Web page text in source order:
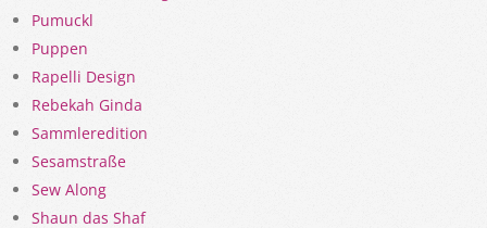
Pumuckl
Puppen
Rapelli Design
Rebekah Ginda
Sammleredition
Sesamstraße
Sew Along
Shaun das Shaf